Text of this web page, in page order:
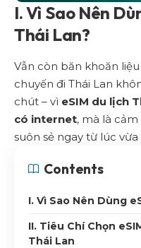
I. Vì Sao Nên
Thái Lan?
Vẫn còn băn khoăn
chuyến đi Thái Lan
chút – vì eSIM du lịch
có internet, mà là
suôn sẻ ngay từ lúc
Contents
I. Vì Sao Nên Dùng
II. Tiêu Chí Chọn
Thái Lan